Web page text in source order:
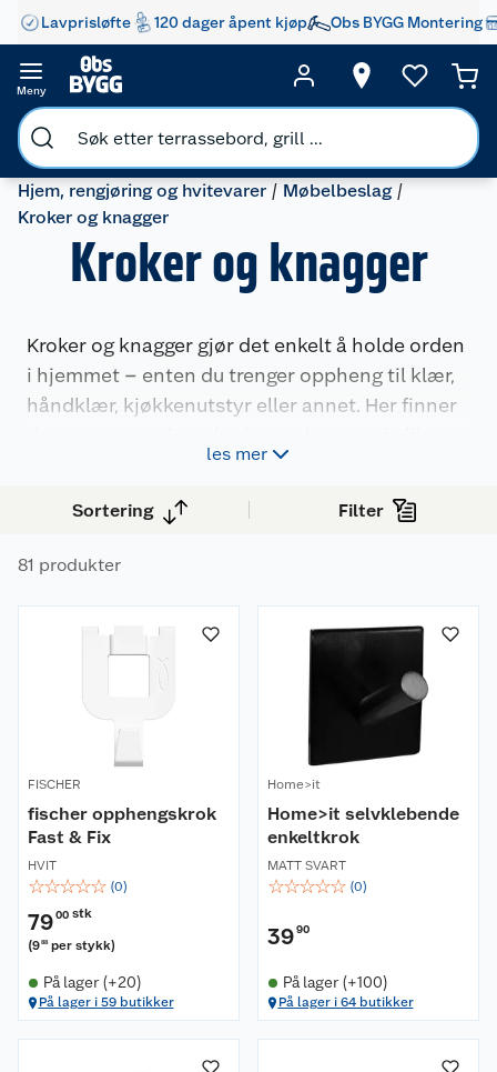
Lavprisløfte 120 dager åpent kjøp Obs BYGG Montering
Meny
Hjem, rengjøring og hvitevarer
Møbelbeslag
Kroker og knagger
Kroker og knagger
Kroker og knagger gjør det enkelt å holde orden
i hjemmet – enten du trenger oppheng til klær,
håndklær, kjøkkenutstyr eller annet. Her finner
størrelser, former og materialer, tilpasset både
praktisk oppbevaring og dekorative løsninger i
les mer
Sortering Filter
81 produkter
FISCHER
fischer opphengskrok
Fast & Fix
HVIT
☆☆☆☆☆ (0)
7900 stk
(988 per stykk)
På lager (+20)
På lager i 59 butikker
Home>it
Home>it selvklebende
enkeltkrok
MATT SVART
☆☆☆☆☆ (0)
3990
På lager (+100)
På lager i 64 butikker